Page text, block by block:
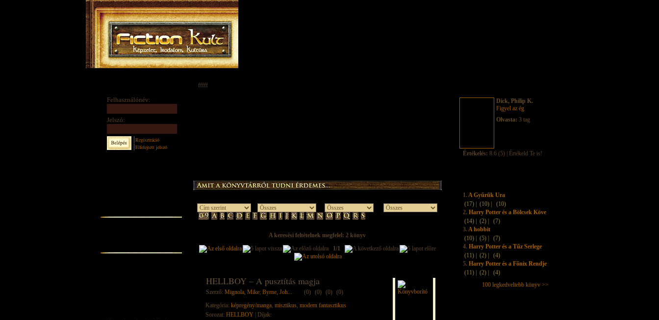
Felhasználónév:
Jelszó:
Regisztráció
Elfelejtett jelszó
fffff
A keresési feltételnek megfelel: 2 könyv
1/1
HELLBOY – A pusztítás magja
Szerző: Mignola, Mike; Byrne, Joh... (0) (0) (0) (0)
Kategória: képregény/manga, misztikus, modern fantasztikus
Sorozat: HELLBOY | Díjak:
Dick, Philip K.
Figyel az ég
Olvasta: 3 tag
Értékelés: 8.6 (5) | Értékeld Te is!
1.A Gyűrűk Ura
(17) |
(10) |
(10)
2. Harry Potter és a Bölcsek Köve
(14) |
(2) |
(7)
3.A hobbit
(10) |
(5) |
(7)
4. Harry Potter és a Tűz Serlege
(11) |
(2) |
(4)
5. Harry Potter és a Főnix Rendje
(11) |
(2) |
(4)
100 legkedveltebb könyv >>